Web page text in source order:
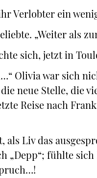
Verlobter ein
„Weiter als
sich, jetzt in
Olivia war sich
neue Stelle, die
Reise nach
als Liv das
„Depp“; fühlte